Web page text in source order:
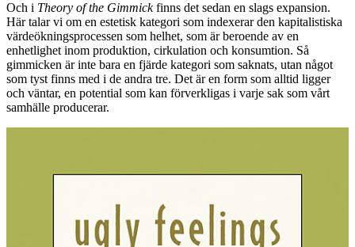
Och i Theory of the Gimmickfinns det sedan en slags expansion.
Här talar vi om en estetisk kategori som indexerar den kapitalistiska
värdeökningsprocessen som helhet, som är beroende av en
enhetlighet inom produktion, cirkulation och konsumtion. Så
gimmicken är inte bara en fjärde kategori som saknats, utan något
som tyst finns med i de andra tre. Det är en form som alltid ligger
och väntar, en potential som kan förverkligas i varje sak som vårt
samhälle producerar.